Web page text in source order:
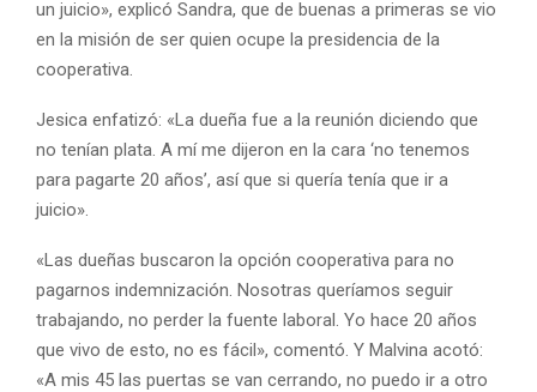
un juicio», explicó Sandra, que de buenas a primeras se vio
en la misión de ser quien ocupe la presidencia de la
cooperativa.
Jesica enfatizó: «La dueña fue a la reunión diciendo que
no tenían plata. A mí me dijeron en la cara ‘no tenemos
para pagarte 20 años’, así que si quería tenía que ir a
juicio».
«Las dueñas buscaron la opción cooperativa para no
pagarnos indemnización. Nosotras queríamos seguir
trabajando, no perder la fuente laboral. Yo hace 20 años
que vivo de esto, no es fácil», comentó. Y Malvina acotó:
«A mis 45 las puertas se van cerrando, no puedo ir a otro